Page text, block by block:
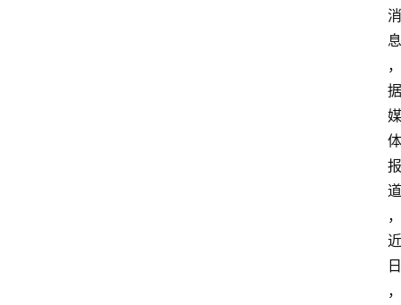
消
息
，
据
媒
体
报
道
，
近
日
，